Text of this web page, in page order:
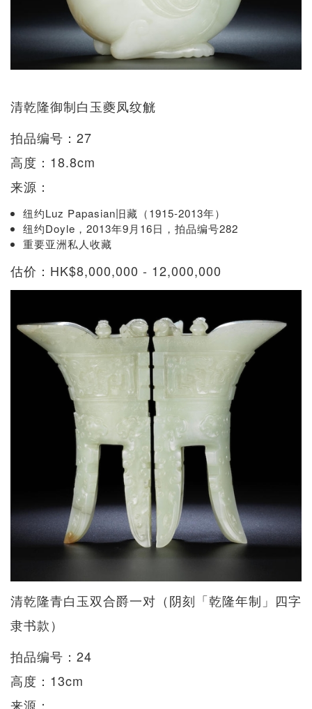
清乾隆御制白玉夔凤纹觥
拍品编号：27
高度：18.8cm
来源：
纽约Luz Papasian旧藏（1915-2013年）
纽约Doyle，2013年9月16日，拍品编号282
重要亚洲私人收藏
估价：HK$8,000,000 - 12,000,000
清乾隆青白玉双合爵一对（阴刻「乾隆年制」四字
隶书款）
拍品编号：24
高度：13cm
来源：